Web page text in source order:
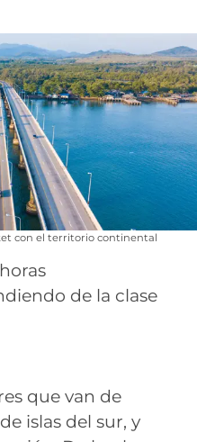
con el territorio continental
de la clase
que van de
islas del sur, y